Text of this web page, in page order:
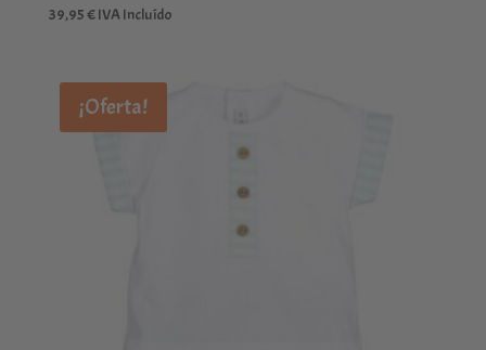
39,95€IVA Incluído
¡Oferta!